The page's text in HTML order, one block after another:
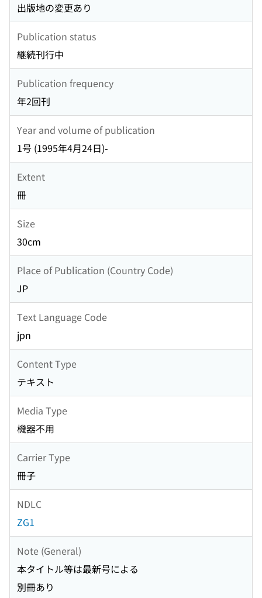
出版地の変更あり
Publication status
継続刊行中
Publication frequency
年2回刊
Year and volume of publication
1号 (1995年4月24日)-
Extent
冊
Size
30cm
Place of Publication (Country Code)
JP
Text Language Code
jpn
Content Type
テキスト
Media Type
機器不用
Carrier Type
冊子
NDLC
ZG1
Note (General)
本タイトル等は最新号による
別冊あり